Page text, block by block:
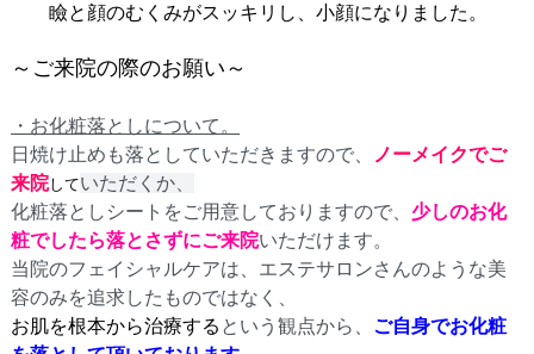
瞼と顔のむくみがスッキリし、小顔になりました。
～ご来院の際のお願い～
・お化粧落としについて。
日焼け止めも落としていただきますので、
ノーメイクでご
来院していただくか、
化粧落としシートをご用意しておりますので、 少しのお化
粧でしたら落とさずにご来院いただけます。
当院のフェイシャルケアは、エステサロンさんのような美
容のみを追求したものではなく、
お肌を根本から治療する という観点から、 ご自身でお化粧